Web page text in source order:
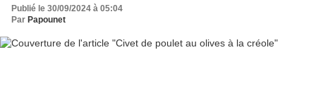
Publié le 30/09/2024 à 05:04
Par Papounet